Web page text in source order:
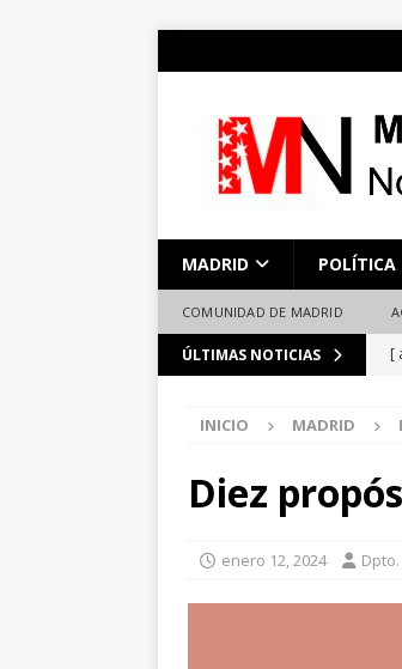
MADRID POLÍTICA
COMUNIDAD DE MADRID
ÚLTIMAS NOTICIAS [
[
INICIO MADRID
Diez
enero 12, 2024